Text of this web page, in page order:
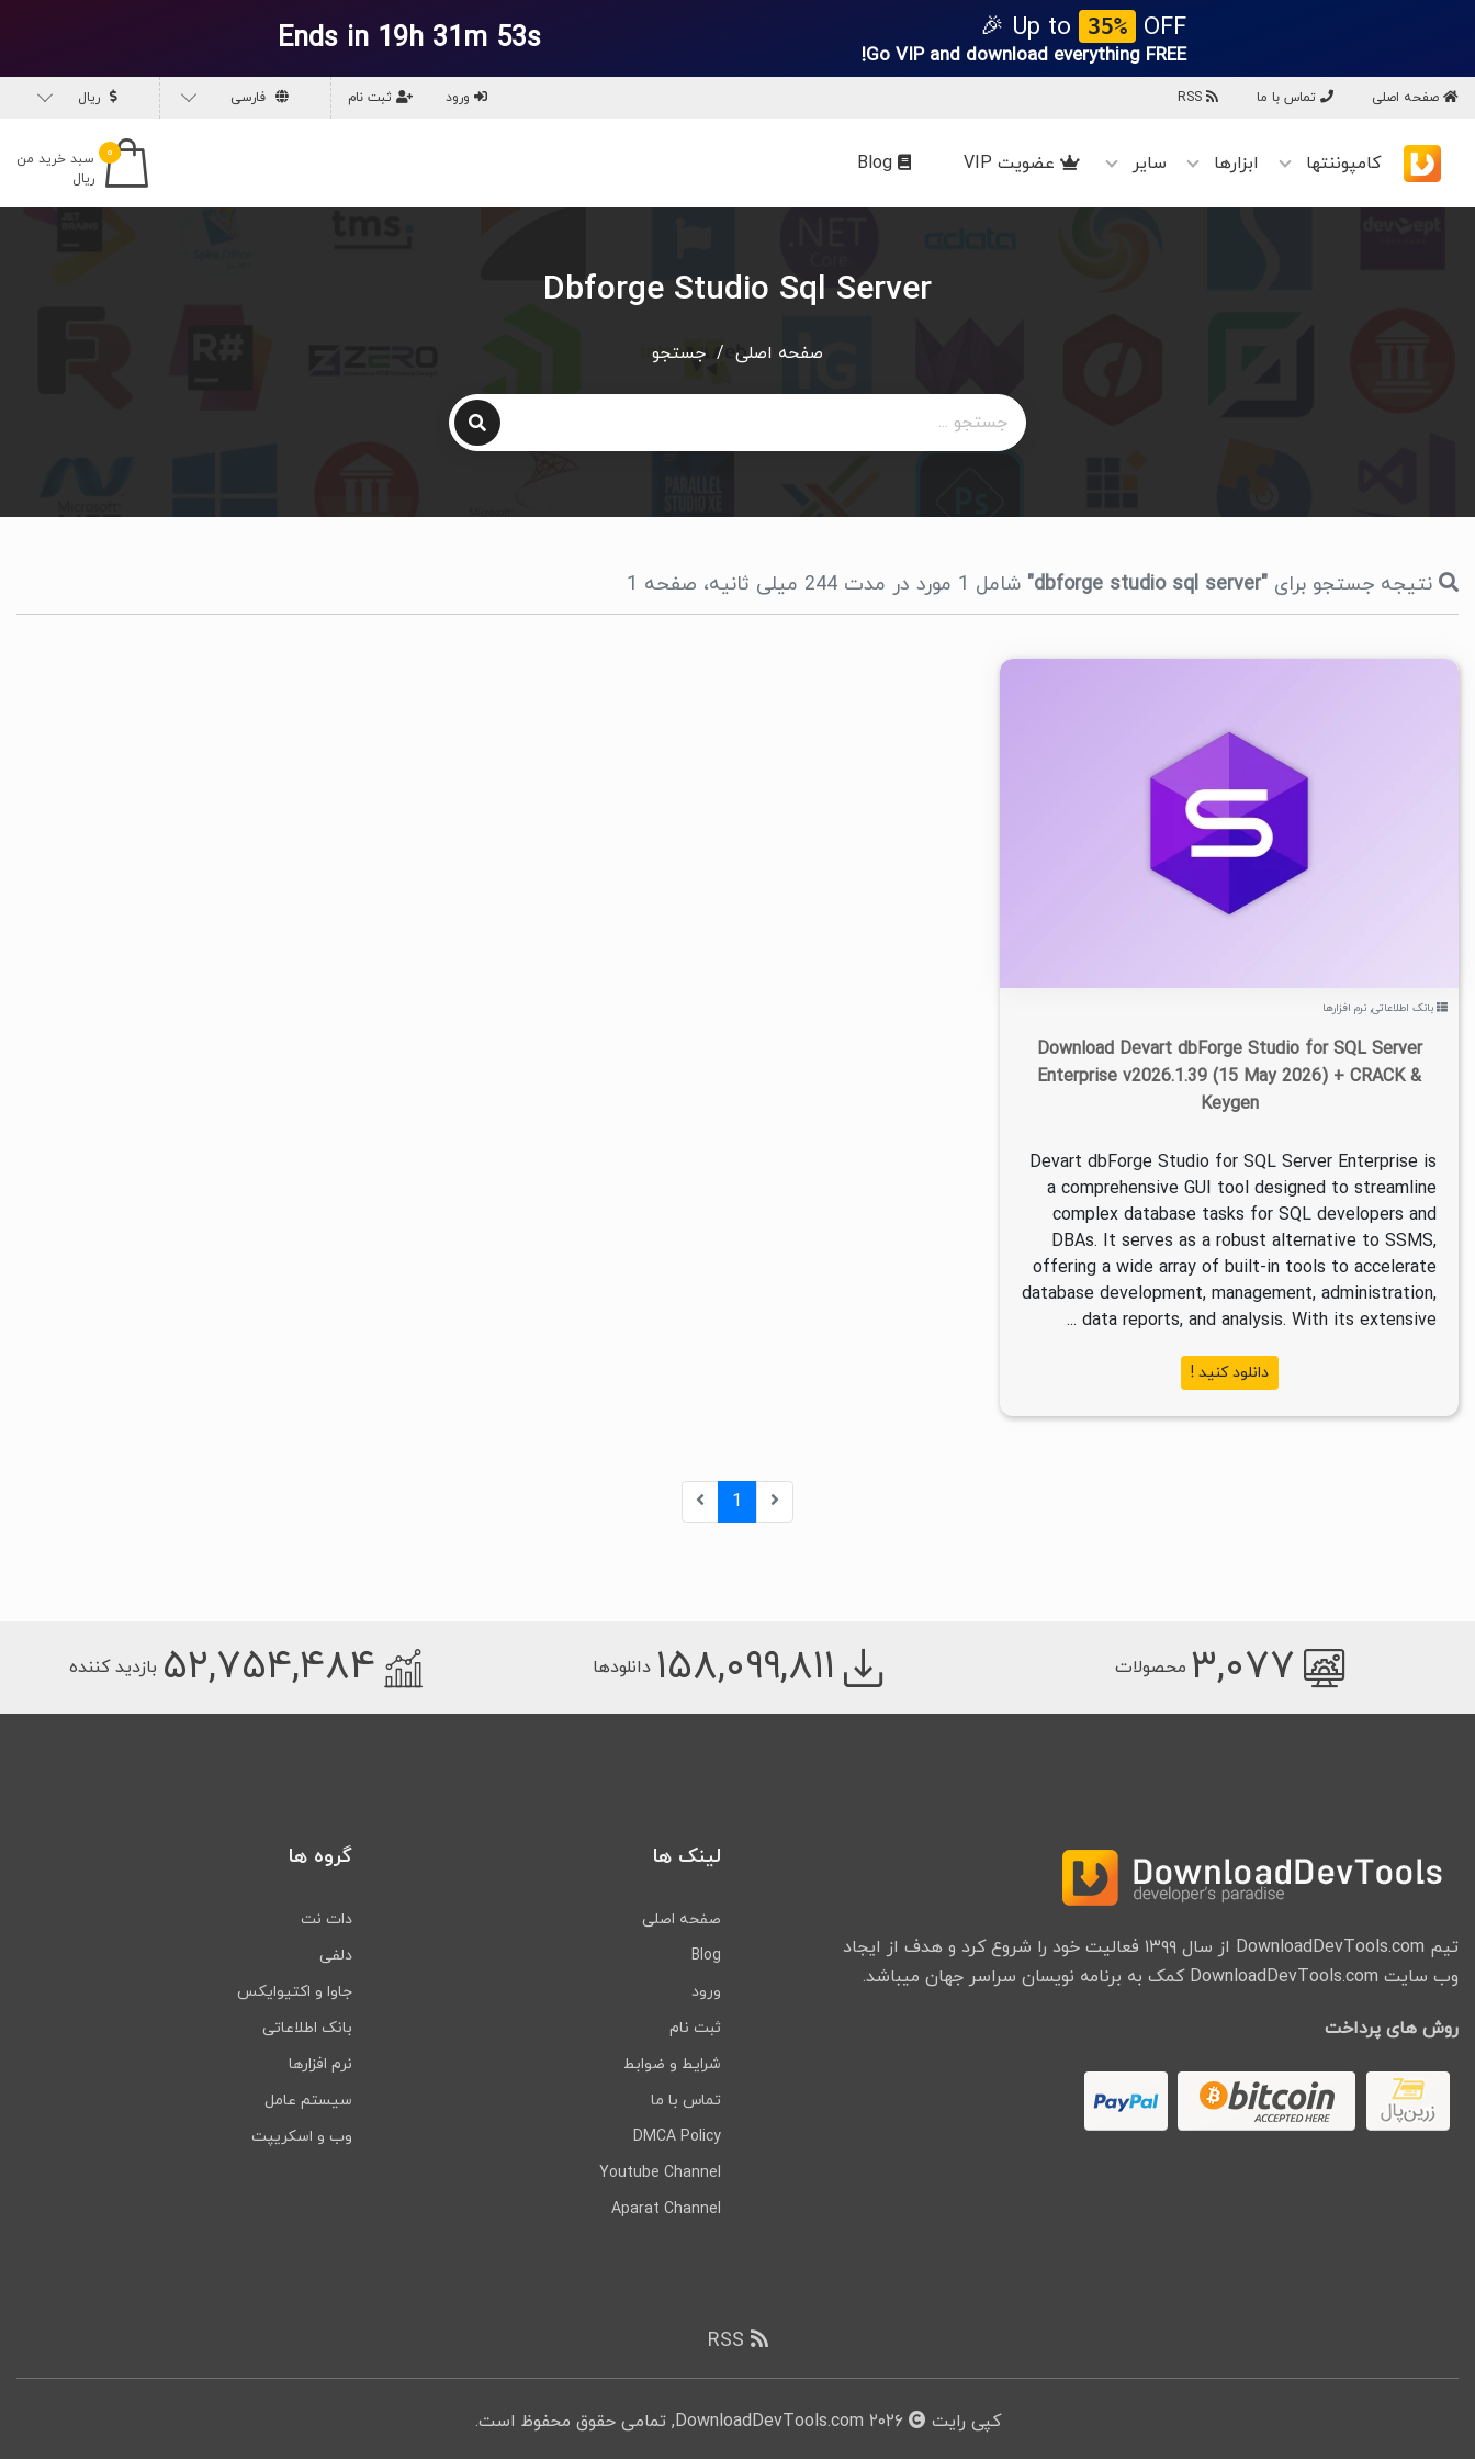
Up to 35% OFF 🎉
Go VIP and download everything FREE!
Ends in 19h 31m 53s
صفحه اصلی تماس با ما ورود ثبت نام فارسی ریال
کامپوننتها ابزارها سایر عضویت VIP ۰
سبد خرید من
ریال
Dbforge Studio Sql Server
صفحه اصلی / جستجو
نتیجه جستجو برای "dbforge studio sql server" شامل 1 مورد در مدت 244 میلی ثانیه، صفحه 1
۱۴۰۵/۰۳/۰۷
بانک اطلاعاتی, نرم افزارها
Download Devart dbForge Studio for SQL Server
Enterprise v2026.1.39 (15 May 2026) + CRACK &
Keygen
Devart dbForge Studio for SQL Server Enterprise is
a comprehensive GUI tool designed to streamline
complex database tasks for SQL developers and
DBAs. It serves as a robust alternative to SSMS,
offering a wide array of built-in tools to accelerate
database development, management, administration,
data reports, and analysis. With its extensive ...
دانلود کنید !
1
۳,۰۷۷ محصولات ۱۵۸,۰۹۹,۸۱۱ دانلودها ۵۲,۷۵۴,۴۸۴ بازدید کننده
تیم DownloadDevTools.com از سال ۱۳۹۹ فعالیت خود را شروع کرد و هدف از ایجاد
وب سایت DownloadDevTools.com کمک به برنامه نویسان سراسر جهان میباشد.
روش های پرداخت
لینک ها
صفحه اصلی
Blog
ورود
ثبت نام
شرایط و ضوابط
تماس با ما
DMCA Policy
Youtube Channel
Aparat Channel
گروه ها
دات نت
دلفی
جاوا و اکتیوایکس
بانک اطلاعاتی
نرم افزارها
سیستم عامل
وب و اسکریپت
کپی رایت ۲۰۲۶ DownloadDevTools.com, تمامی حقوق محفوظ است.